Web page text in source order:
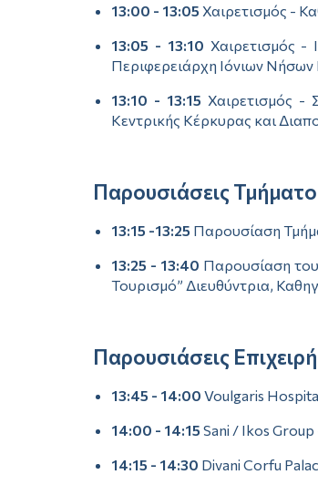
13:00 - 13:05 Χαιρετισμός -
13:05 - 13:10 Χαιρετισμός -
Περιφερειάρχη Ιόνιων Νήσων
13:10 - 13:15 Χαιρετισμός -
Κεντρικής Κέρκυρας και
Παρουσιάσεις
13:15 -13:25 Παρουσίαση
13:25 - 13:40 Παρουσίαση
Τουρισμό” Διευθύντρια,
Παρουσιάσεις
13:45 - 14:00 Voulgaris
14:00 - 14:15 Sani / Ikos
14:15 - 14:30 Divani Corfu